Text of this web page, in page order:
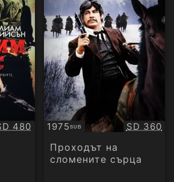
480 1975SUB
Субтитри SD 360
Проходът на
сломените сърца